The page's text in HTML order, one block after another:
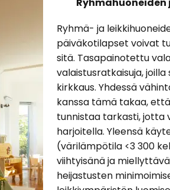
Ryhmä- ja
päiväkotilapset voivat
sitä. Tasapainotettu
valaistusratkaisuja,
kirkkaus. Yhdessä
kanssa tämä takaa,
tunnistaa tarkasti, jotta
harjoitella. Yleensä
(värilämpötila <3 300
viihtyisänä ja
heijastusten